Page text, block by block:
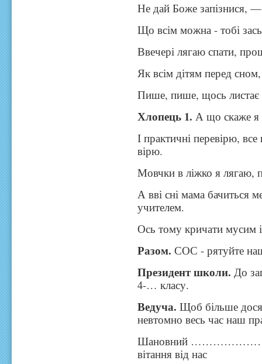
Не дай Боже запізнися,
Що всім можна - тобі
Ввечері лягаю спати,
Як всім дітям перед
Пише, пише, щось листає
Хлопець 1.А що скаже я
І практичні перевірю,
вірю.
Мовчки в ліжко я лягаю,
А вві сні мама бачиться
учителем.
Ось тому кричати мусим
Разом.СОС - рятуйте
Президент школи.До
4-… класу.
Ведуча.Щоб більше
невтомно весь час наш
Шановний
вітання від нас